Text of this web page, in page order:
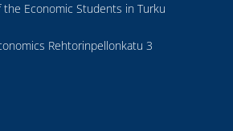
the Economic Students in Turku
Rehtorinpellonkatu 3